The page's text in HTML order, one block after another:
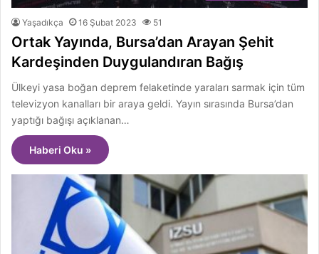
Yaşadıkça 16 Şubat 2023 51
Ortak Yayında, Bursa’dan Arayan Şehit
Kardeşinden Duygulandıran Bağış
Ülkeyi yasa boğan deprem felaketinde yaraları sarmak için tüm
televizyon kanalları bir araya geldi. Yayın sırasında Bursa’dan
yaptığı bağışı açıklanan…
Haberi Oku »